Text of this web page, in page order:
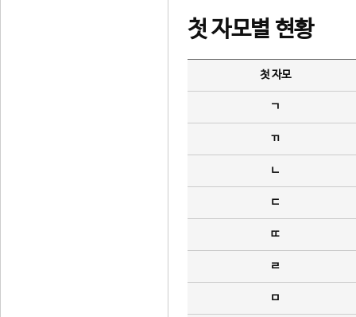
첫 자모별 현황
첫 자모
ㄱ
ㄲ
ㄴ
ㄷ
ㄸ
ㄹ
ㅁ